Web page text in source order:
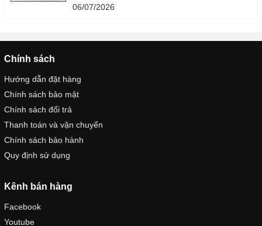
06/07/2026
Chính sách
Hướng dẫn đặt hàng
Chính sách bảo mật
Chính sách đổi trả
Thanh toán và vận chuyển
Chính sách bảo hành
Quy định sử dụng
Kênh bán hàng
Facebook
Youtube